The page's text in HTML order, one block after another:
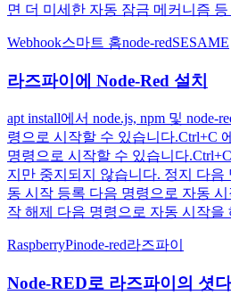
면 더 미세한 자동 잠금 메커니즘 등
Webhook스마트 홈node-redSESAME
라즈파이에 Node-Red 설치
apt install에서 node.js, npm 및 node-
령으로 시작할 수 있습니다.Ctrl+C
명령으로 시작할 수 있습니다
지만 중지되지 않습니다. 정지 다
동 시작 등록 다음 명령으로 자동
작 해제 다음 명령으로 자동 시작을
RaspberryPinode-red라즈파이
Node-RED로 라즈파이의 셧